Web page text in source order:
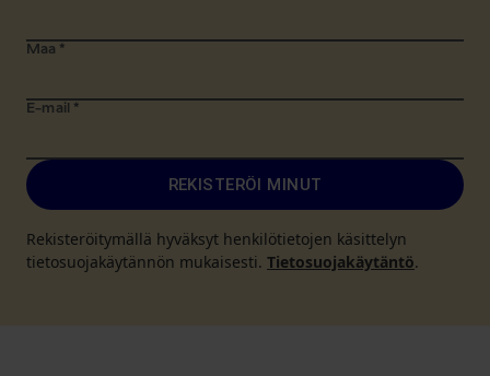
Maa *
E-mail *
REKISTERÖI MINUT
Rekisteröitymällä hyväksyt henkilötietojen käsittelyn
tietosuojakäytännön mukaisesti. Tietosuojakäytäntö.